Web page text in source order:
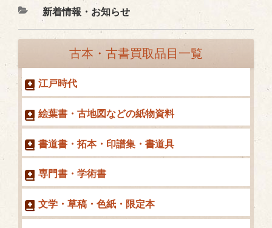
カ
テ
新着情報・お知らせ
古本・古書買取品目一覧
江戸時代
絵葉書・古地図などの紙物資料
書道書・拓本・印譜集・書道具
専門書・学術書
文学・草稿・色紙・限定本